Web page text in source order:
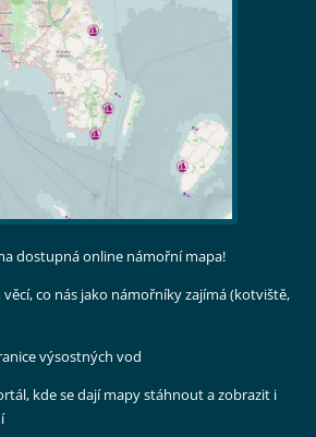
dostupná online námořní mapa!
co nás jako námořníky zajímá (kotviště,
výsostných vod
kde se dají mapy stáhnout a zobrazit i